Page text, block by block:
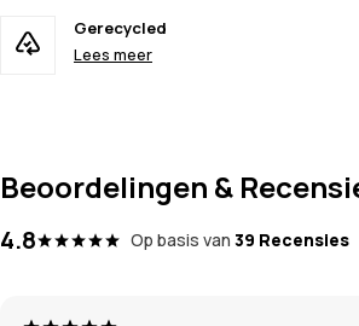
Gerecycled
Lees meer
Beoordelingen &
4.8 Op basis van 39 Recensies